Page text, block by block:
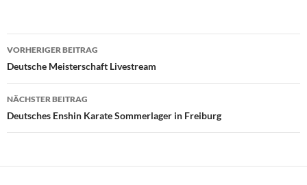
Beitragsnavigation
VORHERIGER BEITRAG
Deutsche Meisterschaft Livestream
NÄCHSTER BEITRAG
Deutsches Enshin Karate Sommerlager in Freiburg